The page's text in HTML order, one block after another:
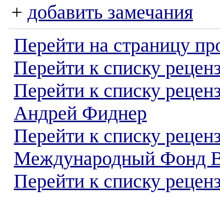
+ добавить замечания
Перейти на страницу
Перейти к списку
Перейти к списку
Андрей Фиднер
Перейти к списку
Международный Фонд
Перейти к списку